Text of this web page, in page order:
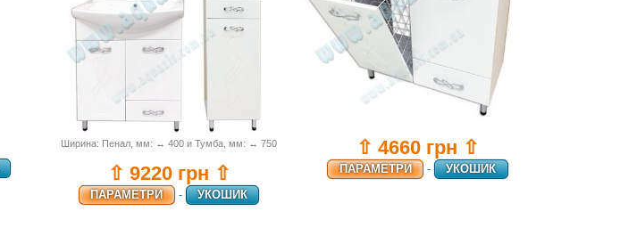
Ширина: Пенал, мм: ↔ 400 и Тумба, мм: ↔ 750
⇧ 9220 грн ⇧
ПАРАМЕТРИ - УКОШИК
⇧ 4660 грн ⇧
ПАРАМЕТРИ - УКОШИК